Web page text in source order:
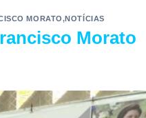
MORATO,NOTÍCIAS
Morato